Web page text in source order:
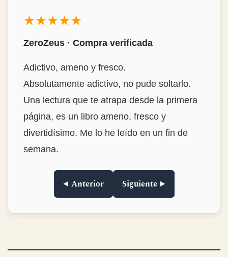
★★★★★
Mon Álvarez · Compra verificada
Estrambóticamente genial!
Buenísimo, destacaría la habilidad del autor
para encontrar historias tan interesantes y
narrarlas de forma tan amena y con ese
punto de ironía tan divertido. La
encuadernación en tapa dura, de las que ya
compré para regalar y me lo quedé para mí.
◀ Anterior Siguiente ▶